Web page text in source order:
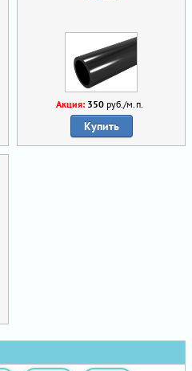
Акция: 350руб./м.п.
Купить